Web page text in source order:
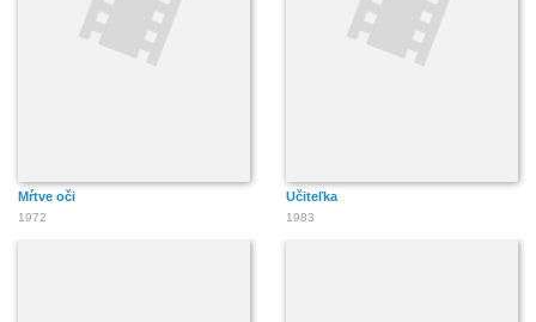
Mŕtve oči
1972
Učiteľka
1983